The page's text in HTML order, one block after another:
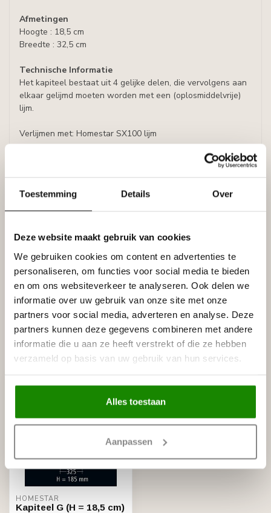
Toestemming Details Over
Deze website maakt gebruik van cookies
We gebruiken cookies om content en advertenties te
personaliseren, om functies voor social media te bieden
en om ons websiteverkeer te analyseren. Ook delen we
informatie over uw gebruik van onze site met onze
partners voor social media, adverteren en analyse. Deze
partners kunnen deze gegevens combineren met andere
informatie die u aan ze heeft verstrekt of die ze hebben
verzameld op basis van uw gebruik van hun services.
Alles toestaan
Aanpassen
Afmetingen
Hoogte : 18,5 cm
Breedte : 32,5 cm
Technische Informatie
Het kapiteel bestaat uit 4 gelijke delen, die vervolgens aan
elkaar gelijmd moeten worden met een (oplosmiddelvrije)
lijm.
Verlijmen met: Homestar SX100 lijm
Reviews
Tags
Gerelateerde producten
Homestar Lijmkoker SX100 (490
g)
Op voorraad
Recent bekeken
HOMESTAR
Kapiteel G (H = 18,5 cm)